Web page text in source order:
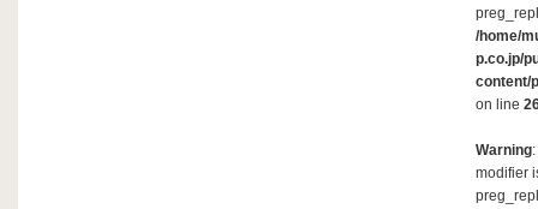
/home/
p.co.jp/
content/
on line
Warning
modifier